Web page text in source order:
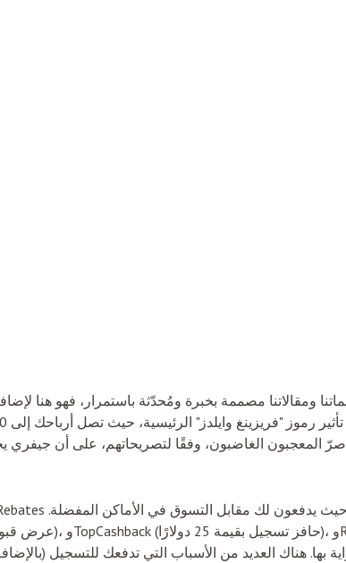
ومقالاتنا مصممة بخبرة ومُحدّثة باستمرار، فهو هنا
المعجبون الغاضبون، وفقًا لتصريحاتهم، على أن جيفري